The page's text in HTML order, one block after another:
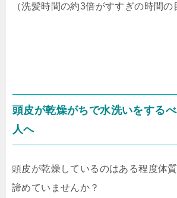
（洗髪時間の約3倍がすすぎの時間の
頭皮が乾燥がちで水洗いをする
人へ
頭皮が乾燥しているのはある程度体
諦めていませんか？